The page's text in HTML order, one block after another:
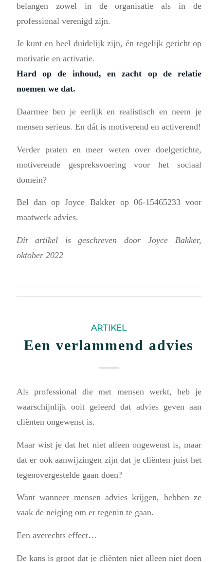
belangen zowel in de organisatie als in de
professional verenigd zijn.
Je kunt en heel duidelijk zijn, én tegelijk gericht op
motivatie en activatie.
Hard op de inhoud, en zacht op de relatie
noemen we dat.
Daarmee ben je eerlijk en realistisch en neem je
mensen serieus. En dát is motiverend en activerend!
Verder praten en meer weten over doelgerichte,
motiverende gespreksvoering voor het sociaal
domein?
Bel dan op Joyce Bakker op 06-15465233 voor
maatwerk advies.
Dit artikel is geschreven door Joyce Bakker,
oktober 2022
ARTIKEL
Een verlammend advies
Als professional die met mensen werkt, heb je
waarschijnlijk ooit geleerd dat advies geven aan
cliënten ongewenst is.
Maar wist je dat het niet alleen ongewenst is, maar
dat er ook aanwijzingen zijn dat je cliënten juist het
tegenovergestelde gaan doen?
Want wanneer mensen advies krijgen, hebben ze
vaak de neiging om er tegenin te gaan.
Een averechts effect…
De kans is groot dat je cliënten niet alleen nìet doen